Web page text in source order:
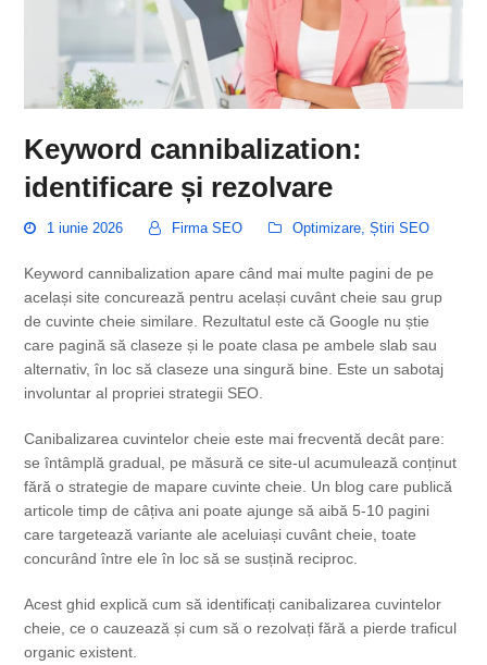
Keyword cannibalization:
identificare și rezolvare
1 iunie 2026 Firma SEO Optimizare ,Știri SEO
Keyword cannibalization apare când mai multe pagini de pe
același site concurează pentru același cuvânt cheie sau grup
de cuvinte cheie similare. Rezultatul este că Google nu știe
care pagină să claseze și le poate clasa pe ambele slab sau
alternativ, în loc să claseze una singură bine. Este un sabotaj
involuntar al propriei strategii SEO.
Canibalizarea cuvintelor cheie este mai frecventă decât pare:
se întâmplă gradual, pe măsură ce site-ul acumulează conținut
fără o strategie de mapare cuvinte cheie. Un blog care publică
articole timp de câțiva ani poate ajunge să aibă 5-10 pagini
care targetează variante ale aceluiași cuvânt cheie, toate
concurând între ele în loc să se susțină reciproc.
Acest ghid explică cum să identificați canibalizarea cuvintelor
cheie, ce o cauzează și cum să o rezolvați fără a pierde traficul
organic existent.